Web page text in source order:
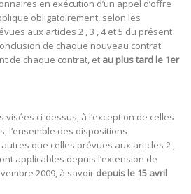
en exécution d’un appel d’offre
obligatoirement, selon les
aux articles 2 , 3 , 4 et 5 du présent
de chaque nouveau contrat
de chaque contrat, et au plus tard le 1er
ci-dessus, à l’exception de celles
l’ensemble des dispositions
que celles prévues aux articles 2 ,
applicables depuis l’extension de
2009, à savoir depuis le 15 avril